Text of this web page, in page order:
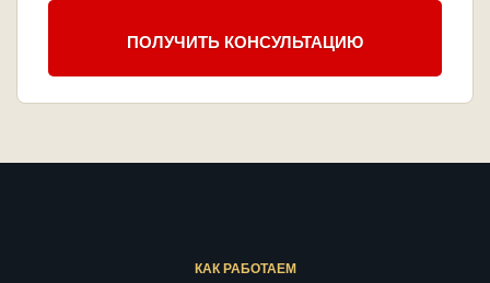
ПОЛУЧИТЬ КОНСУЛЬТАЦИЮ
КАК РАБОТАЕМ